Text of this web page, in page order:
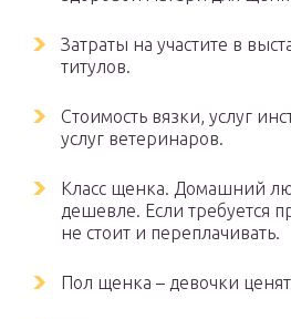
Затраты на участите в
титулов.
Стоимость вязки, услуг
услуг ветеринаров.
Класс щенка. Домашний
дешевле. Если требуется
не стоит и переплачивать.
Пол щенка – девочки